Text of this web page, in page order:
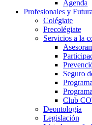
Agenda
Profesionales y
Colégiate
Precolégiate
Servicios a la
Seguro
Club
Deontología
Legislación